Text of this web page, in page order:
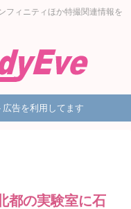
フィニティほか特撮関連情報を
告を利用してます
都の実験室に石